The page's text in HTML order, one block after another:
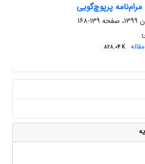
پرپوچ‌گویی
139-168
828.04 K